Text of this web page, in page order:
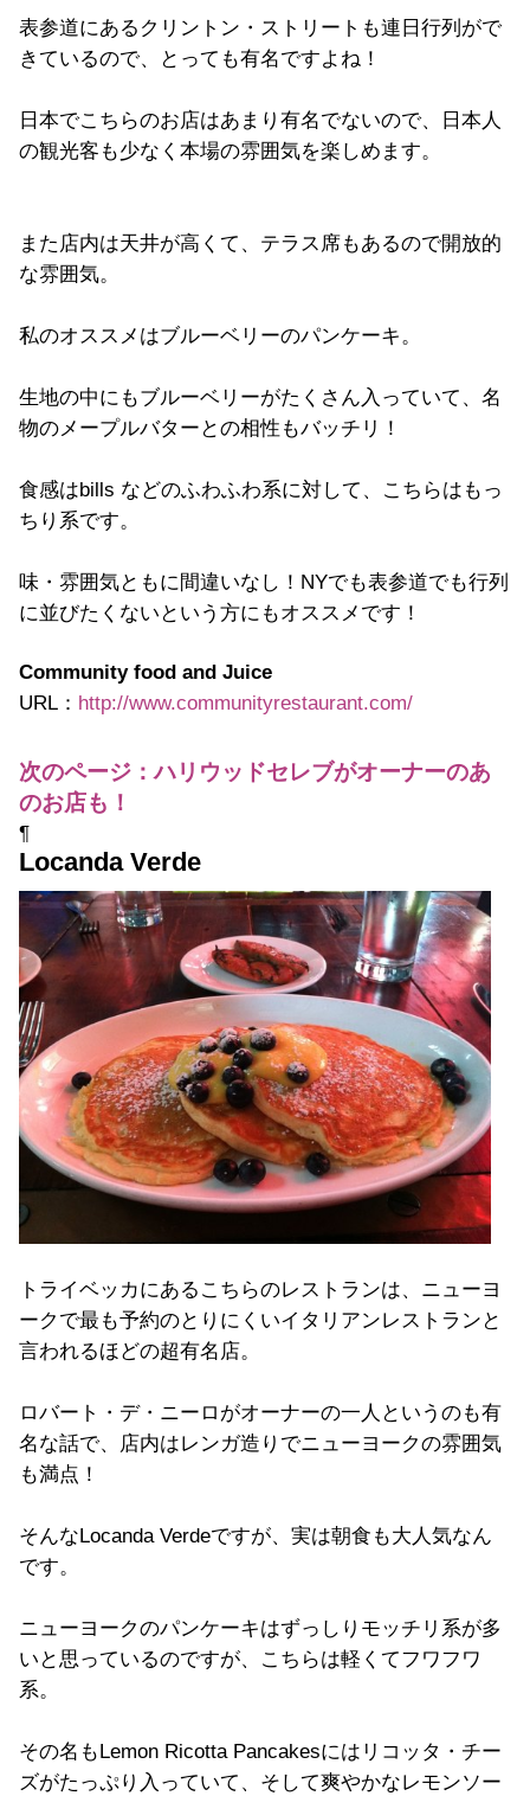
表参道にあるクリントン・ストリートも連日行列がで
きているので、とっても有名ですよね！
日本でこちらのお店はあまり有名でないので、日本人
の観光客も少なく本場の雰囲気を楽しめます。
また店内は天井が高くて、テラス席もあるので開放的
な雰囲気。
私のオススメはブルーベリーのパンケーキ。
生地の中にもブルーベリーがたくさん入っていて、名
物のメープルバターとの相性もバッチリ！
食感はbills などのふわふわ系に対して、こちらはもっ
ちり系です。
味・雰囲気ともに間違いなし！NYでも表参道でも行列
に並びたくないという方にもオススメです！
Community food and Juice
URL： http://www.communityrestaurant.com/
次のページ：ハリウッドセレブがオーナーのあ
のお店も！
¶
Locanda Verde
トライベッカにあるこちらのレストランは、ニューヨ
ークで最も予約のとりにくいイタリアンレストランと
言われるほどの超有名店。
ロバート・デ・ニーロがオーナーの一人というのも有
名な話で、店内はレンガ造りでニューヨークの雰囲気
も満点！
そんなLocanda Verdeですが、実は朝食も大人気なん
です。
ニューヨークのパンケーキはずっしりモッチリ系が多
いと思っているのですが、こちらは軽くてフワフワ
系。
その名もLemon Ricotta Pancakesにはリコッタ・チー
ズがたっぷり入っていて、そして爽やかなレモンソー